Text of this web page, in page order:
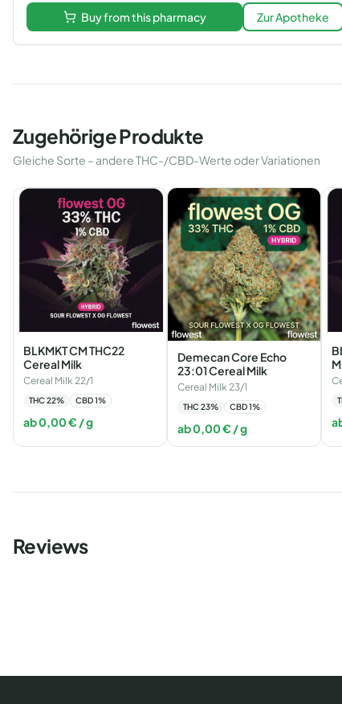
Buy from this pharmacy Zur Apotheke
Zugehörige Produkte
Gleiche Sorte – andere THC-/CBD-Werte oder Variationen
BLKMKT CM THC22
Cereal Milk
Cereal Milk 22/1
THC 22% CBD1%
ab0,00€ / g
Demecan Core Echo
23:01 Cereal Milk
Cereal Milk 23/1
THC 23% CBD1%
ab0,00€ / g
Reviews